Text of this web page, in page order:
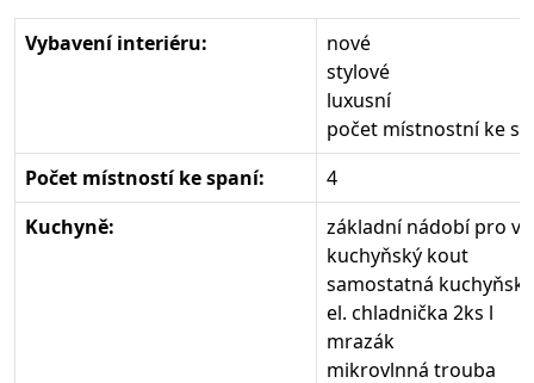
Vybavení interiéru:
nové
stylové
luxusní
počet místnostní ke
Počet místností ke spaní:
4
Kuchyně:
základní nádobí pro
kuchyňský kout
samostatná
el. chladnička 2ks l
mrazák
mikrovlnná trouba